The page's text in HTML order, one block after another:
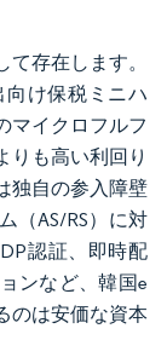
存在します。
け保税ミニハ
マイクロフルフ
りも高い利回り
独自の参入障壁
（AS/RS）に対
認証、即時配
ンなど、韓国e
のは安価な資本